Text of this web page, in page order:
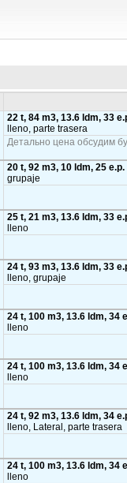
22 t, 84 m3, 13.6 ldm, 33
lleno, parte trasera
Детально цена обсудим
20 t, 92 m3, 10 ldm, 25 e.p.
grupaje
25 t, 21 m3, 13.6 ldm, 33
lleno
24 t, 93 m3, 13.6 ldm, 33
lleno, grupaje
24 t, 100 m3, 13.6 ldm, 34
lleno
24 t, 100 m3, 13.6 ldm, 34
lleno
24 t, 92 m3, 13.6 ldm, 34
lleno, Lateral, parte trasera
24 t, 100 m3, 13.6 ldm, 34
lleno